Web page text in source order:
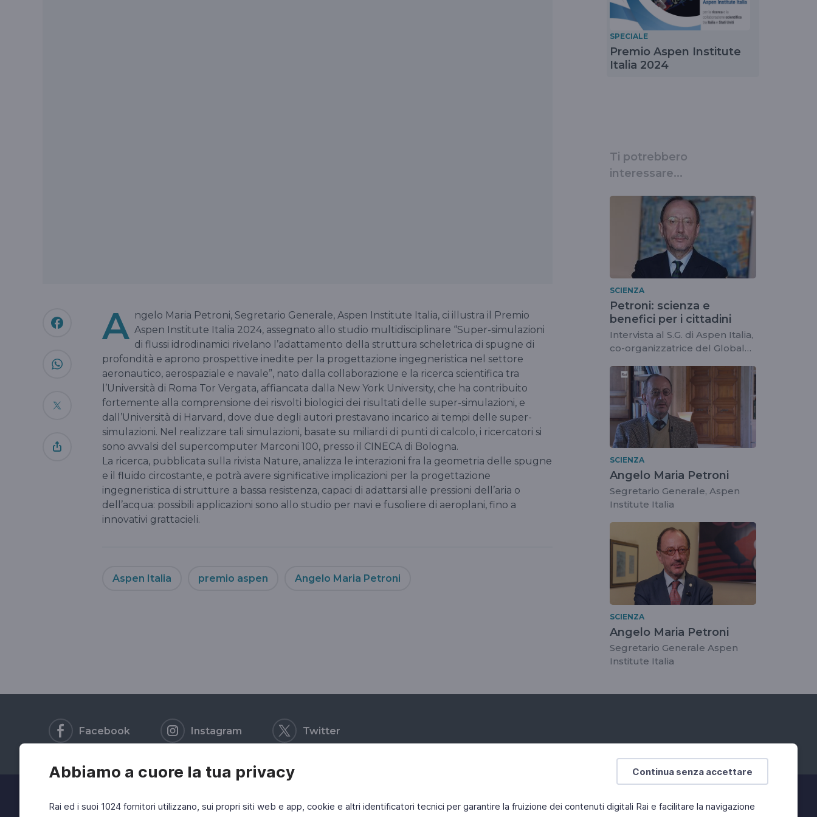
Continua senza accettare
Abbiamo a cuore la tua privacy
Rai ed i suoi 1024 fornitori utilizzano, sui propri siti web e app, cookie e altri identificatori tecnici per garantire la fruizione dei contenuti digitali Rai e facilitare la navigazione
A ngelo Maria Petroni, Segretario Generale, Aspen Institute Italia, ci illustra il Premio
Aspen Institute Italia 2024, assegnato allo studio multidisciplinare “Super-simulazioni
di flussi idrodinamici rivelano l’adattamento della struttura scheletrica di spugne di
profondità e aprono prospettive inedite per la progettazione ingegneristica nel settore
aeronautico, aerospaziale e navale”, nato dalla collaborazione e la ricerca scientifica tra
l’Università di Roma Tor Vergata, affiancata dalla New York University, che ha contribuito
fortemente alla comprensione dei risvolti biologici dei risultati delle super-simulazioni, e
dall’Università di Harvard, dove due degli autori prestavano incarico ai tempi delle super-
simulazioni. Nel realizzare tali simulazioni, basate su miliardi di punti di calcolo, i ricercatori si
sono avvalsi del supercomputer Marconi 100, presso il CINECA di Bologna.
La ricerca, pubblicata sulla rivista Nature, analizza le interazioni fra la geometria delle spugne
e il fluido circostante, e potrà avere significative implicazioni per la progettazione
ingegneristica di strutture a bassa resistenza, capaci di adattarsi alle pressioni dell’aria o
dell’acqua: possibili applicazioni sono allo studio per navi e fusoliere di aeroplani, fino a
innovativi grattacieli.
Aspen Italia premio aspen Angelo Maria Petroni
SPECIALE
Premio Aspen Institute
Italia 2024
Ti potrebbero
interessare...
SCIENZA
Petroni: scienza e
benefici per i cittadini
Intervista al S.G. di Aspen Italia,
co-organizzatrice del Global
Thinking and Action
SCIENZA
Angelo Maria Petroni
Segretario Generale, Aspen
Institute Italia
SCIENZA
Angelo Maria Petroni
Segretario Generale Aspen
Institute Italia
Facebook Instagram Twitter